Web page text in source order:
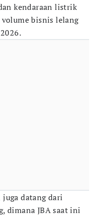
kendaraan listrik
bisnis lelang
datang dari
dimana JBA saat ini